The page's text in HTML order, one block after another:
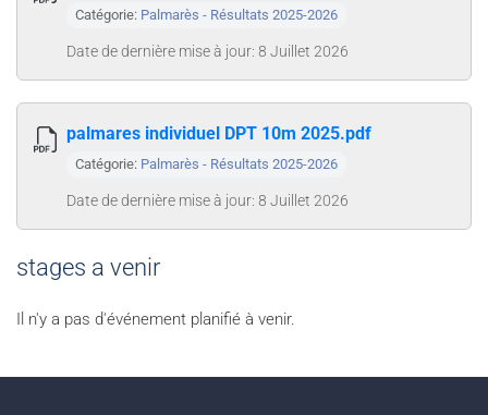
Catégorie: Palmarès - Résultats 2025-2026
Date de dernière mise à jour: 8 Juillet 2026
palmares individuel DPT 10m 2025.pdf
Catégorie: Palmarès - Résultats 2025-2026
Date de dernière mise à jour: 8 Juillet 2026
stages a venir
Il n'y a pas d'événement planifié à venir.